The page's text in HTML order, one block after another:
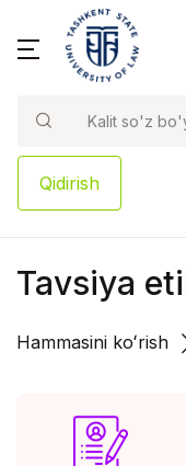
Qidirish
Tavsiya
Hammasini koʻrish